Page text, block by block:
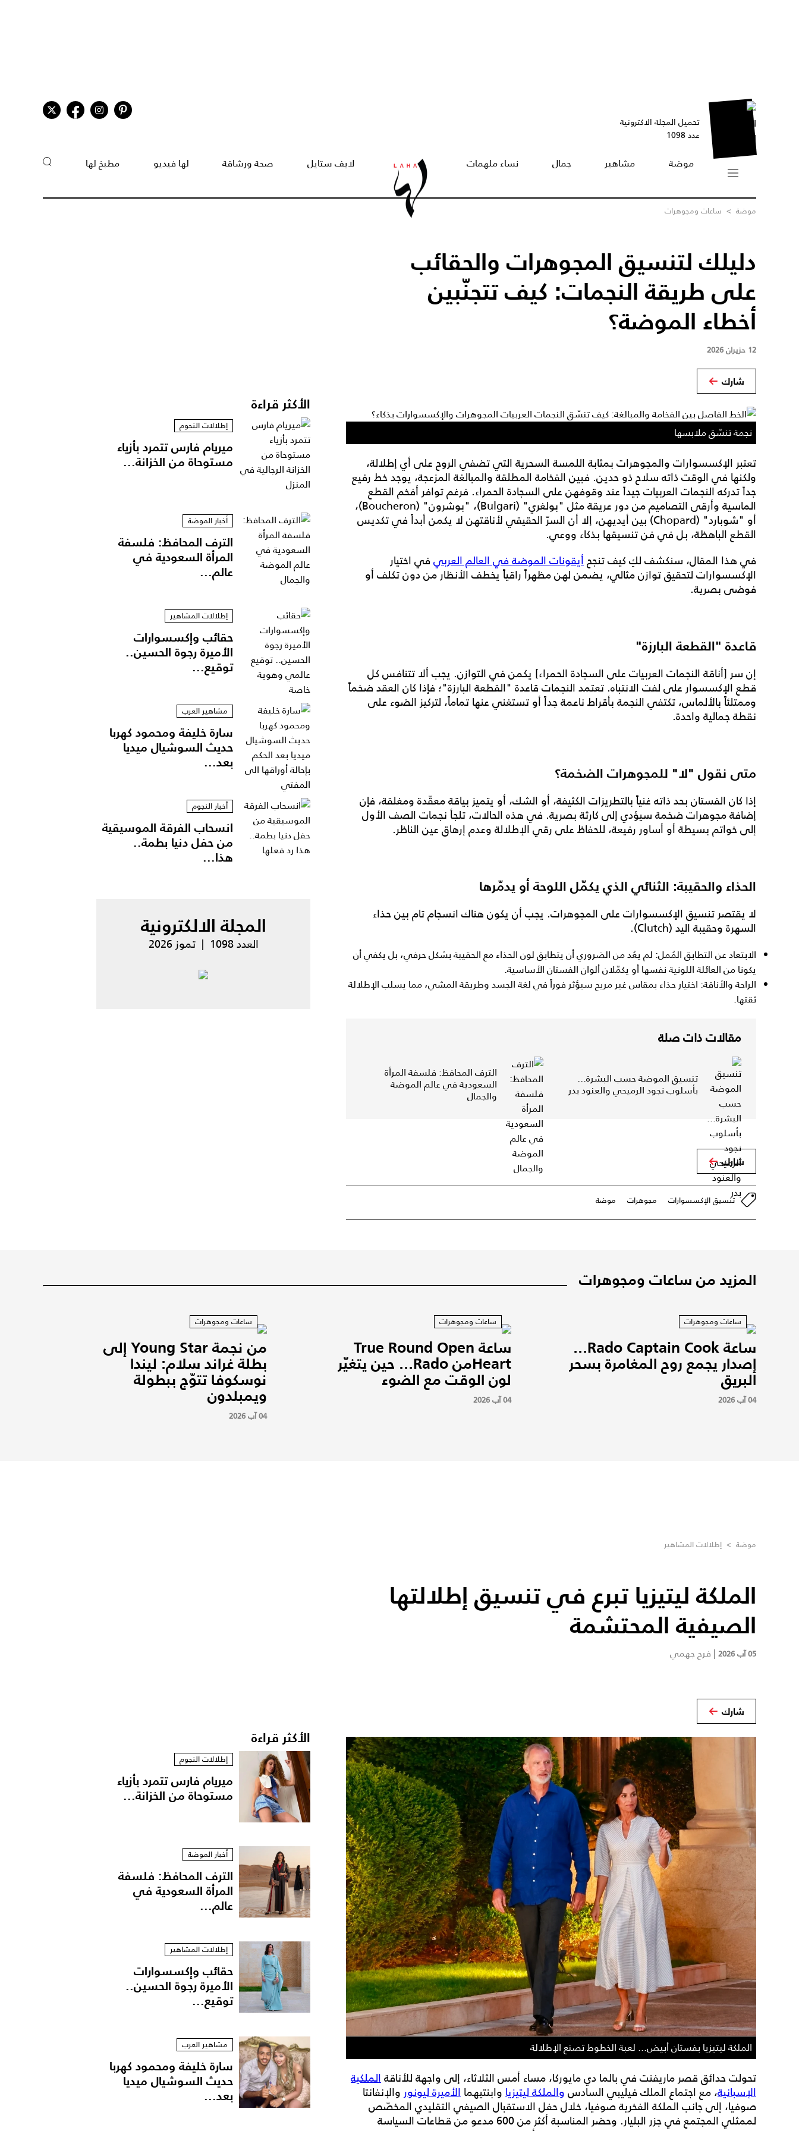
تحميل المجلة الاكترونية
عدد 1098
موضة مشاهير جمال نساء ملهمات لايف ستايل صحة ورشاقة لها فيديو مطبخ لها
موضة > ساعات ومجوهرات
دليلك لتنسيق المجوهرات والحقائب
على طريقة النجمات: كيف تتجنّبين
أخطاء الموضة؟
12 حزيران 2026
شارك
نجمة تنسّق ملابسها
تعتبر الإكسسوارات والمجوهرات بمثابة اللمسة السحرية التي تضفي الروح على أي إطلالة،
ولكنها في الوقت ذاته سلاح ذو حدين. فبين الفخامة المطلقة والمبالغة المزعجة، يوجد خط رفيع
جداً تدركه النجمات العربيات جيداً عند وقوفهن على السجادة الحمراء. فرغم توافر أفخم القطع
الماسية وأرقى التصاميم من دور عريقة مثل "بولغري" (Bulgari)، "بوشرون" (Boucheron)،
أو "شوبارد" (Chopard) بين أيديهن، إلا أن السرّ الحقيقي لأناقتهن لا يكمن أبداً في تكديس
القطع الباهظة، بل في فن تنسيقها بذكاء ووعي.
في هذا المقال، سنكشف لكِ كيف تنجح أيقونات الموضة في العالم العربيفي اختيار
الإكسسوارات لتحقيق توازن مثالي، يضمن لهن مظهراً راقياً يخطف الأنظار من دون تكلف أو
فوضى بصرية.
قاعدة "القطعة البارزة"
إن سر [أناقة النجمات العربيات على السجادة الحمراء] يكمن في التوازن. يجب ألا تتنافس كل
قطع الإكسسوار على لفت الانتباه. تعتمد النجمات قاعدة "القطعة البارزة"؛ فإذا كان العقد ضخماً
وممتلئاً بالألماس، تكتفي النجمة بأقراط ناعمة جداً أو تستغني عنها تماماً، لتركيز الضوء على
نقطة جمالية واحدة.
متى نقول "لا" للمجوهرات الضخمة؟
إذا كان الفستان بحد ذاته غنياً بالتطريزات الكثيفة، أو الشك، أو يتميز بياقة معقّدة ومغلقة، فإن
إضافة مجوهرات ضخمة سيؤدي إلى كارثة بصرية. في هذه الحالات، تلجأ نجمات الصف الأول
إلى خواتم بسيطة أو أساور رفيعة، للحفاظ على رقي الإطلالة وعدم إرهاق عين الناظر.
الحذاء والحقيبة: الثنائي الذي يكمّل اللوحة أو يدمّرها
لا يقتصر تنسيق الإكسسوارات على المجوهرات. يجب أن يكون هناك انسجام تام بين حذاء
السهرة وحقيبة اليد (Clutch).
الابتعاد عن التطابق المُمل: لم يعُد من الضروري أن يتطابق لون الحذاء مع الحقيبة بشكل حرفي، بل يكفي أن
يكونا من العائلة اللونية نفسها أو يكمّلان ألوان الفستان الأساسية.
الراحة والأناقة: اختيار حذاء بمقاس غير مريح سيؤثر فوراً في لغة الجسد وطريقة المشي، مما يسلب الإطلالة
ثقتها.
مقالات ذات صلة
تنسيق الموضة حسب البشرة...
بأسلوب نجود الرميحي والعنود بدر
الترف المحافظ: فلسفة المرأة
السعودية في عالم الموضة
والجمال
شارك
تنسيق الإكسسوارات مجوهرات موضة
الأكثر قراءة
إطلالات النجوم
ميريام فارس تتمرد بأزياء
مستوحاة من الخزانة...
أخبار الموضة
الترف المحافظ: فلسفة
المرأة السعودية في
عالم...
إطلالات المشاهير
حقائب وإكسسوارات
الأميرة رجوة الحسين..
توقيع...
مشاهير العرب
سارة خليفة ومحمود كهربا
حديث السوشيال ميديا
بعد...
أخبار النجوم
انسحاب الفرقة الموسيقية
من حفل دنيا بطمة..
هذا...
المجلة الالكترونية
العدد 1098 | تموز 2026
المزيد من ساعات ومجوهرات
ساعات ومجوهرات
ساعة Rado Captain Cook...
إصدار يجمع روح المغامرة بسحر
البريق
04 آب 2026
ساعات ومجوهرات
ساعة True Round Open
Heartمن Rado... حين يتغيّر
لون الوقت مع الضوء
04 آب 2026
ساعات ومجوهرات
من نجمة Young Star إلى
بطلة غراند سلام: ليندا
نوسكوفا تتوّج ببطولة
ويمبلدون
04 آب 2026
موضة > إطلالات المشاهير
الملكة ليتيزيا تبرع في تنسيق إطلالتها
الصيفية المحتشمة
05 آب 2026 | فرح جهمي
شارك
الملكة ليتيزيا بفستان أبيض... لعبة الخطوط تصنع الإطلالة
تحولت حدائق قصر ماريفنت في بالما دي مايوركا، مساء أمس الثلاثاء، إلى واجهة للأناقةالملكية
الإسبانية، مع اجتماع الملك فيليبي السادس والملكة ليتيزيا وابنتيهما الأميرة ليونور والإنفانتا
صوفيا، إلى جانب الملكة الفخرية صوفيا، خلال حفل الاستقبال الصيفي التقليدي المخصّص
لممثلي المجتمع في جزر البليار. وحضر المناسبة أكثر من 600 مدعو من قطاعات السياسة
الأكثر قراءة
إطلالات النجوم
ميريام فارس تتمرد بأزياء
مستوحاة من الخزانة...
أخبار الموضة
الترف المحافظ: فلسفة
المرأة السعودية في
عالم...
إطلالات المشاهير
حقائب وإكسسوارات
الأميرة رجوة الحسين..
توقيع...
مشاهير العرب
سارة خليفة ومحمود كهربا
حديث السوشيال ميديا
بعد...